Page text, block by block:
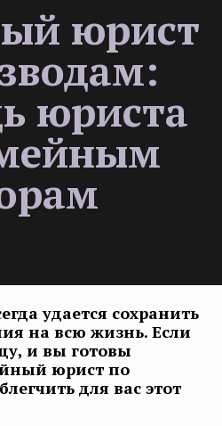
юрист
юриста
удается сохранить
на всю жизнь. Если
и вы готовы
юрист по
для вас этот